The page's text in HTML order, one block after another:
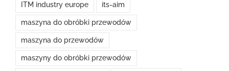
ITM industry europe its-aim
maszyna do obróbki przewodów
maszyna do przewodów
maszyny do obróbki przewodów